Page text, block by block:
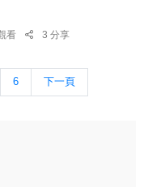
看 3 分享
6 下一頁